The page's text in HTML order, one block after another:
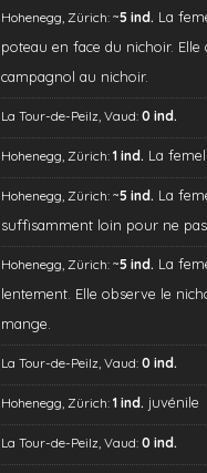
Hohenegg, Zürich: ~5 ind. La
poteau en face du nichoir.
campagnol au nichoir.
La Tour-de-Peilz, Vaud: 0 ind.
Hohenegg, Zürich: 1 ind. La
Hohenegg, Zürich: ~5 ind. La
suffisamment loin pour ne
Hohenegg, Zürich: ~5 ind. La
lentement. Elle observe le
mange.
La Tour-de-Peilz, Vaud: 0 ind.
Hohenegg, Zürich: 1 ind. juvénile
La Tour-de-Peilz, Vaud: 0 ind.